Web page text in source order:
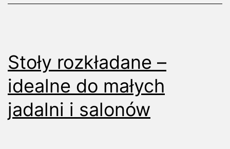
hollu
Stoły rozkładane –
idealne do małych
jadalni i salonów